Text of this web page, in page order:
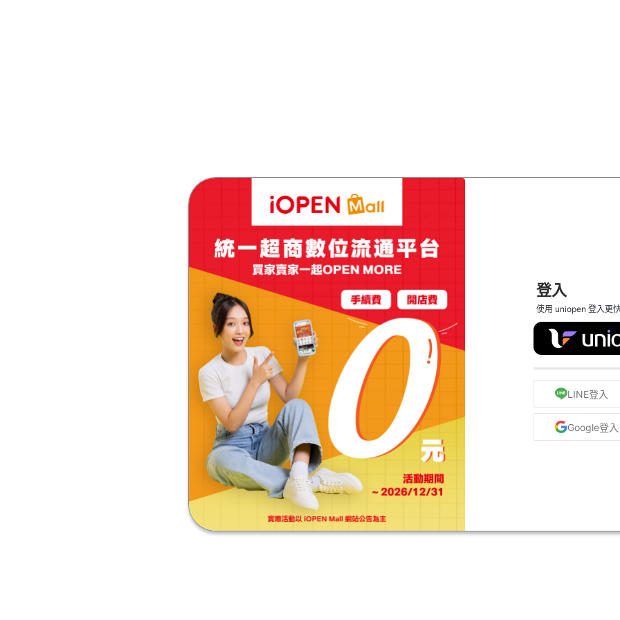
登入
使用 uniopen 登入更
LINE登入
Google登入